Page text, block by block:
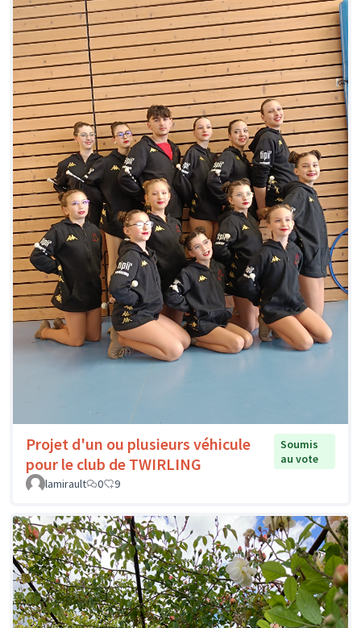
Projet d'un ou plusieurs véhicule
pour le club de TWIRLING
Soumis
au vote
lamirault
0 9